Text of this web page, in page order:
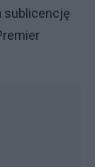
sublicencję